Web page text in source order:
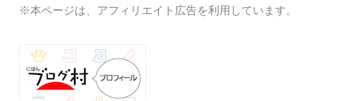
※本ページは、アフィリエイト広告を利用しています。